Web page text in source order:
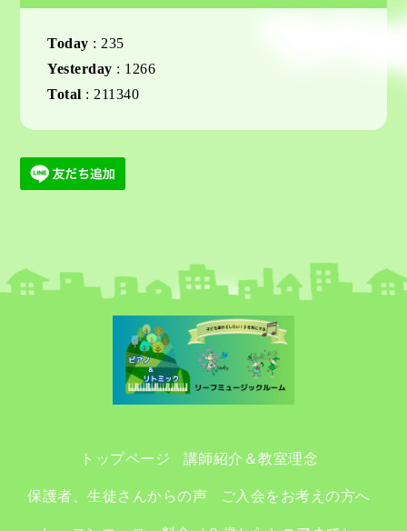
Today : 235
Yesterday : 1266
Total : 211340
トップページ 講師紹介＆教室理念
保護者、生徒さんからの声 ご入会をお考えの方へ